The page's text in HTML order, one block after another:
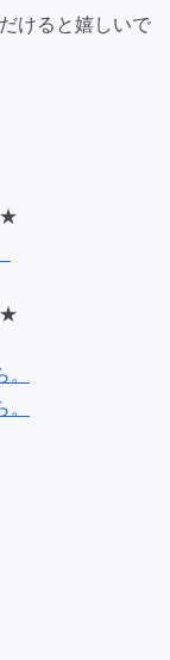
けると嬉しいで
。
。